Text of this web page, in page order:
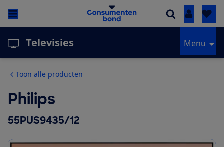
Inloggen
Televisies Menu
Toon alle producten
Philips
55PUS9435/12